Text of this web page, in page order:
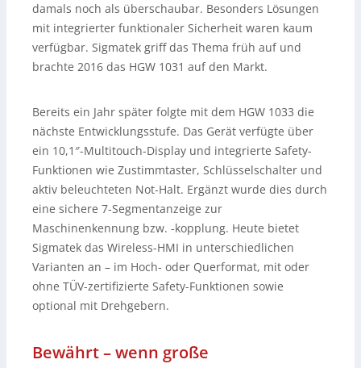
damals noch als überschaubar. Besonders Lösungen
mit integrierter funktionaler Sicherheit waren kaum
verfügbar. Sigmatek griff das Thema früh auf und
brachte 2016 das HGW 1031 auf den Markt.
Bereits ein Jahr später folgte mit dem HGW 1033 die
nächste Entwicklungsstufe. Das Gerät verfügte über
ein 10,1″-Multitouch-Display und integrierte Safety-
Funktionen wie Zustimmtaster, Schlüsselschalter und
aktiv beleuchteten Not-Halt. Ergänzt wurde dies durch
eine sichere 7-Segmentanzeige zur
Maschinenkennung bzw. -kopplung. Heute bietet
Sigmatek das Wireless-HMI in unterschiedlichen
Varianten an – im Hoch- oder Querformat, mit oder
ohne TÜV-zertifizierte Safety-Funktionen sowie
optional mit Drehgebern.
Bewährt – wenn große